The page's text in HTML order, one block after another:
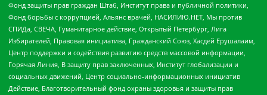
Фонд защиты прав граждан Штаб, Институт права и публичной политики,
Фонд борьбы с коррупцией, Альянс врачей, НАСИЛИЮ.НЕТ, Мы против
СПИДа, СВЕЧА, Гуманитарное действие, Открытый Петербург, Лига
Избирателей, Правовая инициатива, Гражданский Союз, Хасдей Ерушалаим,
Центр поддержки и содействия развитию средств массовой информации,
Горячая Линия, В защиту прав заключенных, Институт глобализации и
социальных движений, Центр социально-информационных инициатив
Действие, Благотворительный фонд охраны здоровья и защиты прав